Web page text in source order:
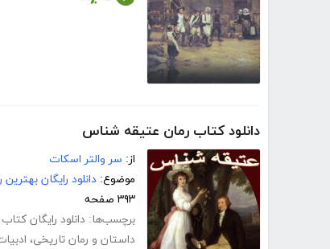
دانلود کتاب رمان عتیقه شناس
از: سر والتر اسکات
موضوع: دانلود رایگان بهترین
۳۹۳ صفحه
برچسب‌ها: دانلود رایگان
داستان و رمان تاریخی،